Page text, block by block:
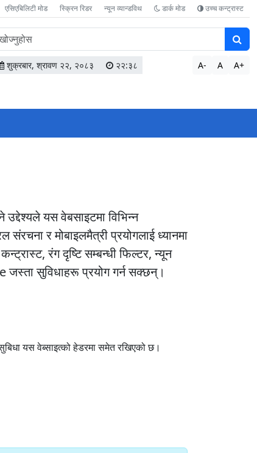
एसिएबिलिटी मोड स्क्रिन रिडर न्यून व्यान्डविथ डार्क मोड उच्च कन्ट्रास्ट
शुक्रबार, श्रावण २२, २०८३ २२:३८ A- A A+
यस वेबसाइटमा विभिन्न
र मोबाइलमैत्री प्रयोगलाई ध्यानमा
रंग दृष्टि सम्बन्धी फिल्टर, न्यून
जस्ता सुविधाहरू प्रयोग गर्न सक्छन्।
यस वेब्साइत्को हेडरमा समेत रखिएको छ।